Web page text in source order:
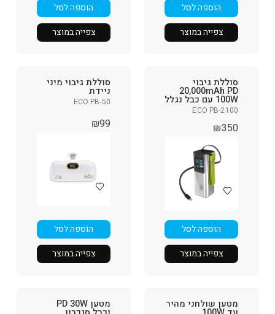
הוספה לסל
צפייה במוצר
הוספה לסל
צפייה במוצר
סוללת גיבוי
20,000mAh PD
100W עם כבל נגלל
ECO PB-2100
₪350
הוספה לסל
צפייה במוצר
סוללת גיבוי מיני
ניידת
ECO PB-50
₪99
הוספה לסל
צפייה במוצר
מטען שולחני מהיר מטען PD 30W